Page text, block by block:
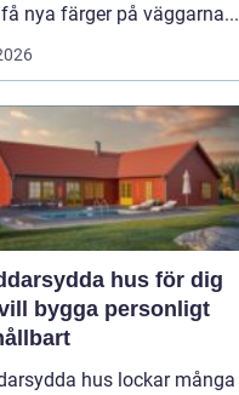
nya färger på väggarna...
hus för dig
bygga personligt
hus lockar många